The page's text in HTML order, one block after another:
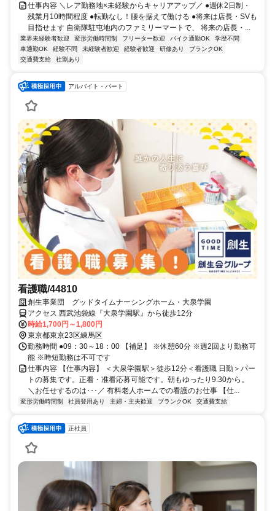
仕事内容 ＼レア勤務地×未経験からキャリアアップ／ ●週休2日制・
残業月10時間程度 ●転勤なし！腰を据えて働ける ●将来は店長・SVも
目指せます 自衛隊駐屯地内のファミリーマートで、 将来の店長・...
業界未経験者歓迎 変形労働時間制 フリーター歓迎 バイク通勤OK
学歴不問
車通勤OK
経験不問 未経験者歓迎 経験者歓迎 研修あり
ブランクOK
交通費支給
社割あり
アルバイト・パート
看護職/44810
創生事業団 グッドタイムナーシングホーム・大泉学園
アクセス 西武池袋線『大泉学園駅』から徒歩12分
時給1,700円～1,800円
東京都東京23区練馬区
勤務時間 ●09：30～18：00 【補足】 ※休憩60分 ※週2回より勤務可
能 ※時短勤務は不可です
仕事内容 【仕事内容】 ＜大泉学園駅＞徒歩12分＜看護職 日勤＞パー
トの募集です。正看・准看応募可能です。朝もゆったり9:30から。
＼お任せするのは･･･／ 有料老人ホームでの看護のお仕事 【仕...
変形労働時間制 社員登用あり 主婦・主夫歓迎 ブランクOK 交通費支給
正社員